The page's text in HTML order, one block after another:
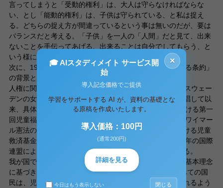
言ってしまうと「受動的権利」は、大人は守らなければならな
い、とし「能動的権利」は、子供は守られている、と私は捉え
る。どちらの捉え方が間違っているという事は無いのだが、要は
バランスだと考える。「子供」を一人の「人間」だと見て、出来
ないことを手伝ってあげる、出来ることは自分でしてもらう、と
いう様に側面から支える姿勢が必要だと考える。
次に、1989年に国際連合が採択した「児童の権利に関する条約」
の背景と保障の歴史について述べる。
人権に関して、児童の権利の歴史は浅い。20世紀初頭にスウェー
デンの女流思想家E.ケイが20世紀を「児童の世紀」と主唱して以
来、具体化されて来た。例えば、1909年のアメリカにおける第一
回児童福祉白亜館会議の開催、1922年のドイツにおけるワイマー
ル憲法の下での「児童法」の制定、同年のイギリスにおける児童
救済基金団体による「世界児童憲章草案」の提示、1924年の国際
連盟による「児童の権利に関するジュネーブ宣言」がある。
我が国ではそれより遅れを取り、1947年に日本国憲法の基本理念
に基づき「児童福祉法」を制定した。その第1条は「すべての国
民は、児童が心身ともに健やかに生まれ、且つ、育成されるよう
×
🎓 AIスタディメイト サービス開
始
導入記念価格でご提供
学習をサポートする AI が、資料の基礎とな
る原稿を作成いたします。
導入価格：100円
(通常200円)
詳細を見る
今日はもう表示しない 閉じる